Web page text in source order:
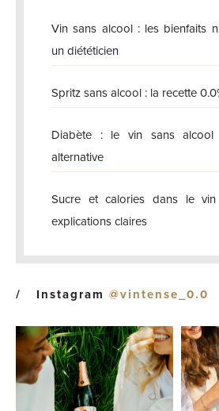
Vin sans alcool : les bienfaits
un diététicien
Spritz sans alcool : la recette
Diabète : le vin sans
alternative
Sucre et calories dans le
explications claires
Instagram @vintense_0.0